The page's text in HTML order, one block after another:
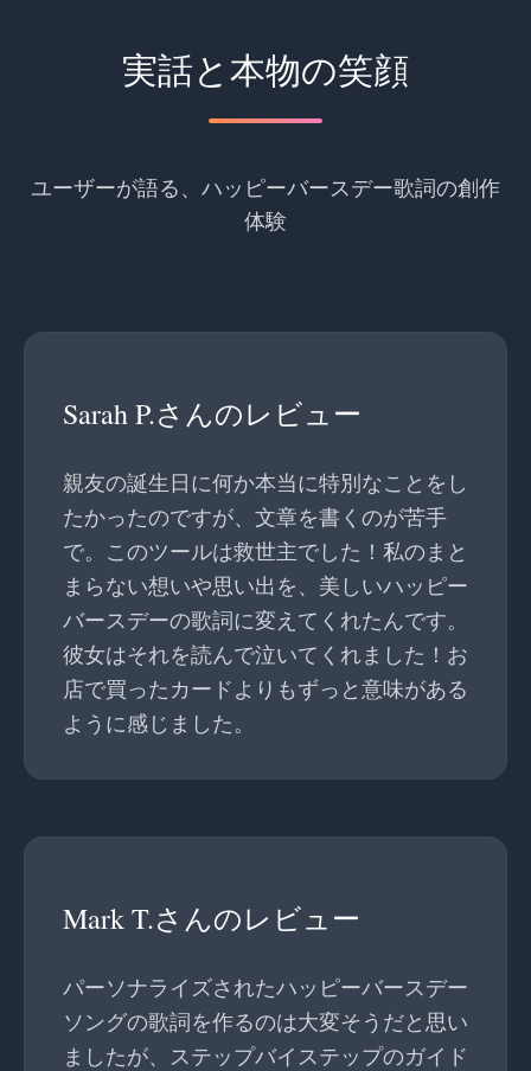
実話と本物の笑顔
ユーザーが語る、ハッピーバースデー歌詞の創作
体験
Sarah P.さんのレビュー
親友の誕生日に何か本当に特別なことをし
たかったのですが、文章を書くのが苦手
で。このツールは救世主でした！私のまと
まらない想いや思い出を、美しいハッピー
バースデーの歌詞に変えてくれたんです。
彼女はそれを読んで泣いてくれました！お
店で買ったカードよりもずっと意味がある
ように感じました。
Mark T.さんのレビュー
パーソナライズされたハッピーバースデー
ソングの歌詞を作るのは大変そうだと思い
ましたが、ステップバイステップのガイド